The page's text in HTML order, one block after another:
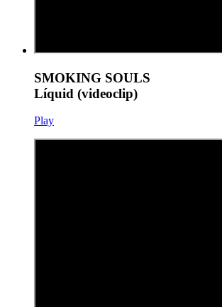
SMOKING SOULS
Líquid (videoclip)
Play